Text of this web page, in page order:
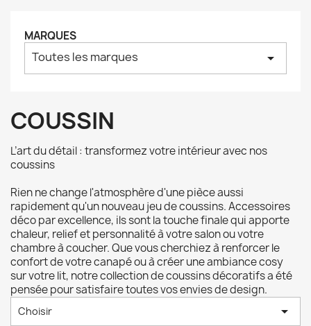
MARQUES
Toutes les marques arrow_drop_down
COUSSIN
L’art du détail : transformez votre intérieur avec nos
coussins
Rien ne change l'atmosphère d'une pièce aussi
rapidement qu'un nouveau jeu de coussins. Accessoires
déco par excellence, ils sont la touche finale qui apporte
chaleur, relief et personnalité à votre salon ou votre
chambre à coucher. Que vous cherchiez à renforcer le
confort de votre canapé ou à créer une ambiance cosy
sur votre lit, notre collection de coussins décoratifs a été
pensée pour satisfaire toutes vos envies de design.
Choisir 